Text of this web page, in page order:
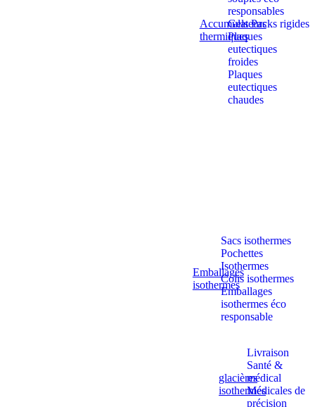
Accumulateurs
thermiques
responsables
Gels Packs rigides
Plaques
eutectiques
froides
Plaques
eutectiques
chaudes
Emballages
isothermes
Sacs isothermes
Pochettes
Isothermes
Colis isothermes
Emballages
isothermes éco
responsable
glacières
isothermes
Livraison
Santé &
médical
Médicales de
précision